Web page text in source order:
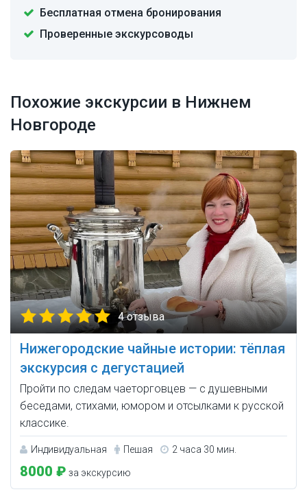
Бесплатная отмена бронирования
Проверенные экскурсоводы
Похожие экскурсии в Нижнем
Новгороде
4 отзыва
Нижегородские чайные истории: тёплая
экскурсия с дегустацией
Пройти по следам чаеторговцев — с душевными
беседами, стихами, юмором и отсылками к русской
классике.
Индивидуальная Пешая 2 часа 30 мин.
8000 ₽ за экскурсию